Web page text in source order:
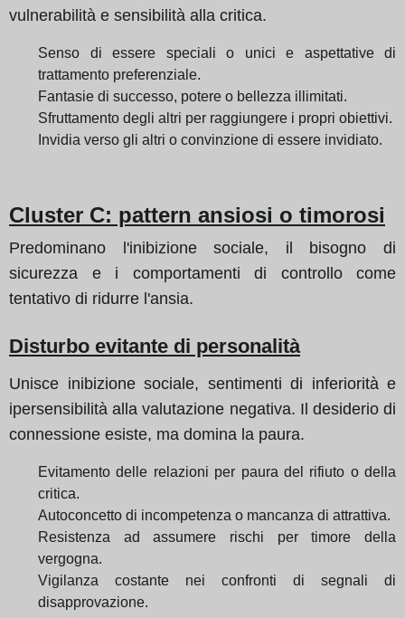
vulnerabilità e sensibilità alla critica.
Senso di essere speciali o unici e aspettative di
trattamento preferenziale.
Fantasie di successo, potere o bellezza illimitati.
Sfruttamento degli altri per raggiungere i propri obiettivi.
Invidia verso gli altri o convinzione di essere invidiato.
Cluster C: pattern ansiosi o timorosi
Predominano l'inibizione sociale, il bisogno di
sicurezza e i comportamenti di controllo come
tentativo di ridurre l'ansia.
Disturbo evitante di personalità
Unisce inibizione sociale, sentimenti di inferiorità e
ipersensibilità alla valutazione negativa. Il desiderio di
connessione esiste, ma domina la paura.
Evitamento delle relazioni per paura del rifiuto o della
critica.
Autoconcetto di incompetenza o mancanza di attrattiva.
Resistenza ad assumere rischi per timore della
vergogna.
Vigilanza costante nei confronti di segnali di
disapprovazione.